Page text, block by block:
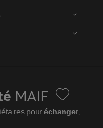
MAIF
pour échanger,